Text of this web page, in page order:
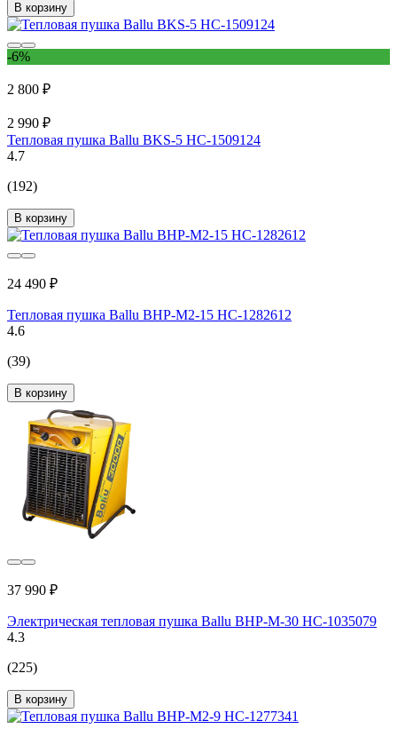
В корзину
-6%
2 800 ₽
2 990 ₽
Тепловая пушка Ballu BKS-5 НС-1509124
4.7
(192)
В корзину
24 490 ₽
Тепловая пушка Ballu BHP-M2-15 НС-1282612
4.6
(39)
В корзину
37 990 ₽
Электрическая тепловая пушка Ballu BHP-M-30 НС-1035079
4.3
(225)
В корзину